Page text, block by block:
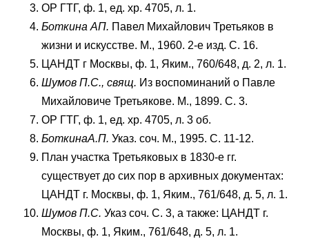
ОР ГТГ, ф. 1, ед. хр. 4705, л. 1.
Боткина АП. Павел Михайлович Третьяков в
жизни и искусстве. М., 1960. 2-е изд. С. 16.
ЦАНДТ г Москвы, ф. 1, Яким., 760/648, д. 2, л. 1.
Шумов П.С., свящ. Из воспоминаний о Павле
Михайловиче Третьякове. М., 1899. С. 3.
ОР ГТГ, ф. 1, ед. хр. 4705, л. 3 об.
БоткинаА.П. Указ. соч. М., 1995. С. 11-12.
План участка Третьяковых в 1830-е гг.
существует до сих пор в архивных документах:
ЦАНДТ г. Москвы, ф. 1, Яким., 761/648, д. 5, л. 1.
Шумов П.С. Указ соч. С. 3, а также: ЦАНДТ г.
Москвы, ф. 1, Яким., 761/648, д. 5, л. 1.